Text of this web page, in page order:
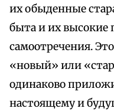
их обыденные
быта и их высокие
самоотречения.
«новый» или
одинаково
настоящему и